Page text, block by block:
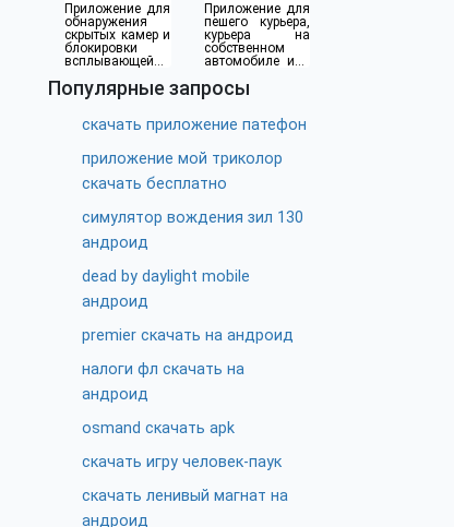
Приложение для
обнаружения
скрытых камер и
блокировки
всплывающей
Приложение для
пешего курьера,
курьера на
собственном
автомобиле или
Популярные запросы
скачать приложение патефон
приложение мой триколор
скачать бесплатно
симулятор вождения зил 130
андроид
dead by daylight mobile
андроид
premier скачать на андроид
налоги фл скачать на
андроид
osmand скачать apk
скачать игру человек-паук
скачать ленивый магнат на
андроид